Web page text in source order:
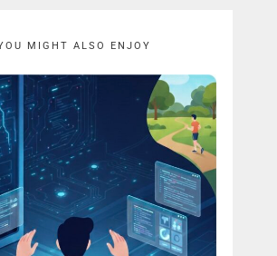
MIGHT ALSO ENJOY